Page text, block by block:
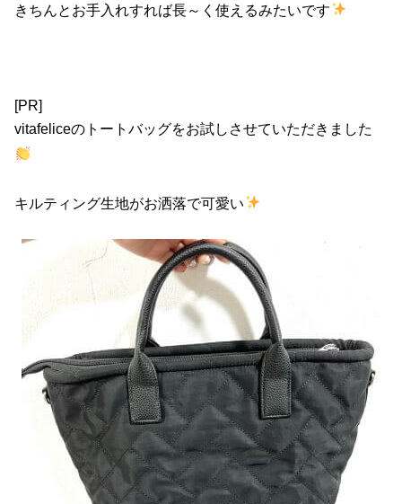
きちんとお手入れすれば長～く使えるみたいです
[PR]
vitafeliceのトートバッグをお試しさせていただきました
キルティング生地がお洒落で可愛い